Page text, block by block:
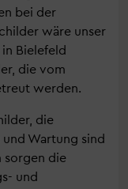
bei der
wäre unser
Bielefeld
die vom
werden.
die
Wartung sind
sorgen die
und